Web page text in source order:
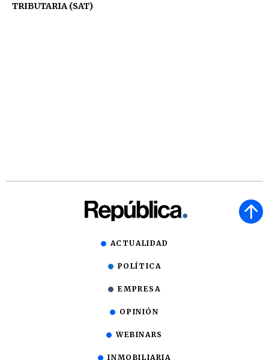
TRIBUTARIA (SAT)
ACTUALIDAD
POLÍTICA
EMPRESA
OPINIÓN
WEBINARS
INMOBILIARIA